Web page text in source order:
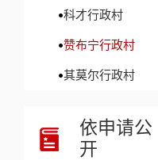
科才行政村
赞布宁行政村
其莫尔行政村
依申请公
开